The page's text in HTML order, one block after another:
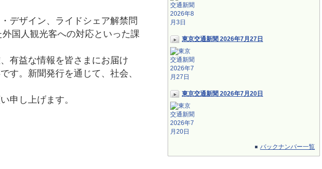
東京交通新聞 2026年7月27日
東京交通新聞 2026年7月20日
バックナンバー一覧
デザイン、ライドシェア解禁問
国人観光客への対応といった課
有益な情報を皆さまにお届け
す。新聞発行を通じて、社会、
申し上げます。